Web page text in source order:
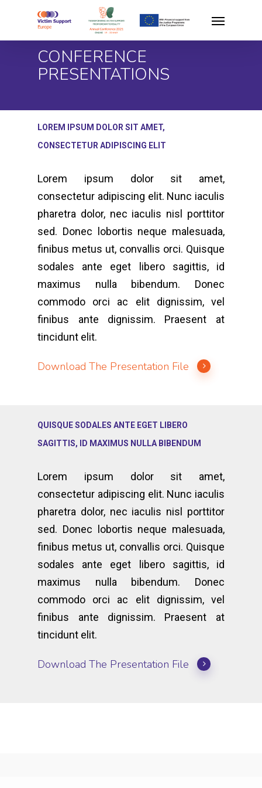
main
CONFERENCE
PRESENTATIONS
LOREM IPSUM DOLOR SIT AMET,
CONSECTETUR ADIPISCING ELIT
Lorem ipsum dolor sit amet,
consectetur adipiscing elit. Nunc iaculis
pharetra dolor, nec iaculis nisl porttitor
sed. Donec lobortis neque malesuada,
finibus metus ut, convallis orci. Quisque
sodales ante eget libero sagittis, id
maximus nulla bibendum. Donec
commodo orci ac elit dignissim, vel
finibus ante dignissim. Praesent at
tincidunt elit.
Download The Presentation File
QUISQUE SODALES ANTE EGET LIBERO
SAGITTIS, ID MAXIMUS NULLA BIBENDUM
Lorem ipsum dolor sit amet,
consectetur adipiscing elit. Nunc iaculis
pharetra dolor, nec iaculis nisl porttitor
sed. Donec lobortis neque malesuada,
finibus metus ut, convallis orci. Quisque
sodales ante eget libero sagittis, id
maximus nulla bibendum. Donec
commodo orci ac elit dignissim, vel
finibus ante dignissim. Praesent at
tincidunt elit.
Download The Presentation File